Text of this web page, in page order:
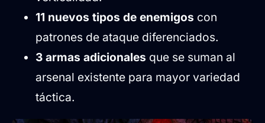
11 nuevos tipos de enemigos con
patrones de ataque diferenciados.
3 armas adicionales que se suman al
arsenal existente para mayor variedad
táctica.